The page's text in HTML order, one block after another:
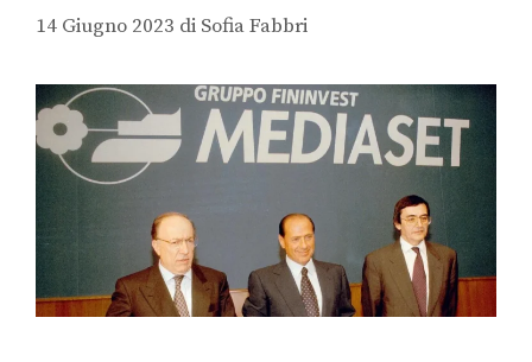
14 Giugno 2023 di Sofia Fabbri